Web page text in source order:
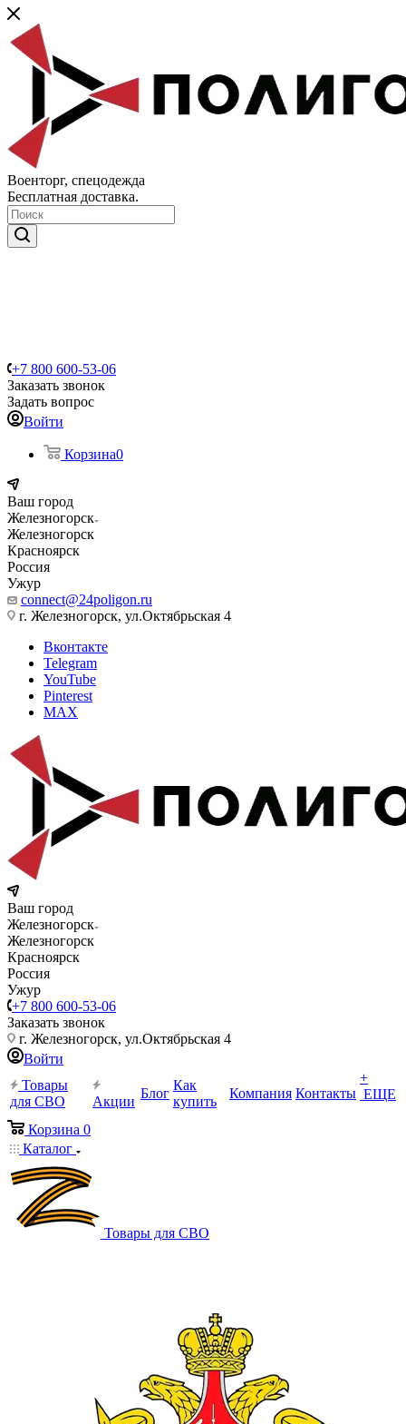
Военторг, спецодежда
Бесплатная доставка.
+7 800 600-53-06
Заказать звонок
Задать вопрос
Войти
Корзина0
Ваш город
Железногорск
Железногорск
Красноярск
Россия
Ужур
connect@24poligon.ru
г. Железногорск, ул.Октябрьская 4
Вконтакте
Telegram
YouTube
Pinterest
MAX
Ваш город
Железногорск
Железногорск
Красноярск
Россия
Ужур
+7 800 600-53-06
Заказать звонок
г. Железногорск, ул.Октябрьская 4
Войти
Товары
для СВО
Акции
Блог
Как
купить
Компания Контакты
+
ЕЩЕ
Корзина 0
Каталог
Товары для СВО